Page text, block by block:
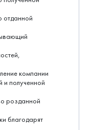
отданной
компании
и полученной
розданной
благодарят